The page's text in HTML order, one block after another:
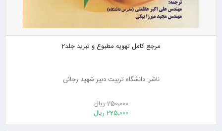
مرجع کامل تهویه مطبوع و تبرید جلد2
ناشر: دانشگاه تربیت دبیر شهید رجائی
250٬000 ریال
225٬000 ریال